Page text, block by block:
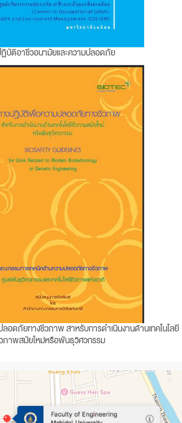
บัติอาชีวอนามัยและความปลอดภัย
อดภัยทางชีวภาพ สาหรับการดำเนินงานด้านเทคโนโลยี
ภาพสมัยใหม่หรือพันธุวิศวกรรม